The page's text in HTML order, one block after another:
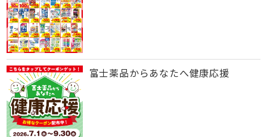
富士薬品からあなたへ健康応援